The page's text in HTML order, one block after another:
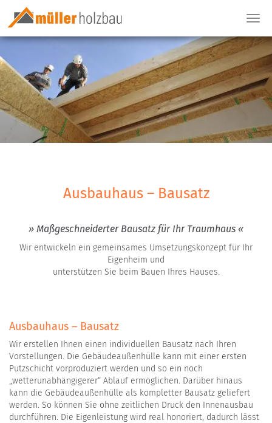
Ausbauhaus – Bausatz
» Maßgeschneiderter Bausatz für Ihr Traumhaus «
Wir entwickeln ein gemeinsames Umsetzungskonzept für Ihr
Eigenheim und
unterstützen Sie beim Bauen Ihres Hauses.
Ausbauhaus – Bausatz
Wir erstellen Ihnen einen individuellen Bausatz nach Ihren
Vorstellungen. Die Gebäudeaußenhülle kann mit einer ersten
Putzschicht vorproduziert werden und so ein noch
„wetterunabhängigerer“ Ablauf ermöglichen. Darüber hinaus
kann die Gebäudeaußenhülle als kompletter Bausatz geliefert
werden. So können Sie ohne zeitlichen Druck den Innenausbau
durchführen. Die Eigenleistung wird real honoriert, dadurch lässt